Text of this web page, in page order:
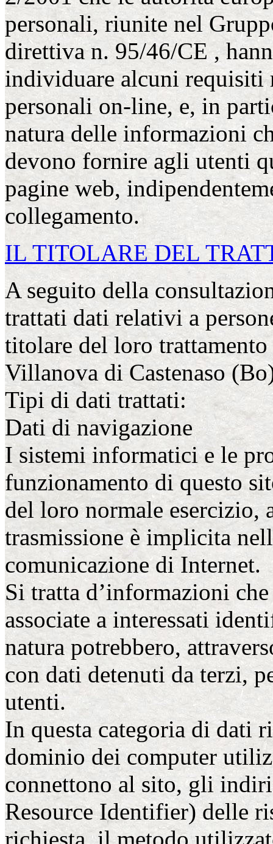
personali, riunite nel
direttiva n. 95/46/CE ,
individuare alcuni
personali on-line, e, in
natura delle informazioni
devono fornire agli utenti
pagine web,
collegamento.
IL TITOLARE DEL
A seguito della
trattati dati relativi a
titolare del loro
Villanova di Castenaso
Tipi di dati trattati:
Dati di navigazione
I sistemi informatici e le
funzionamento di questo
del loro normale esercizio,
trasmissione è implicita
comunicazione di Internet.
Si tratta d’informazioni
associate a interessati
natura potrebbero,
con dati detenuti da terzi,
utenti.
In questa categoria di dati
dominio dei computer
connettono al sito, gli
Resource Identifier) delle
richiesta, il metodo